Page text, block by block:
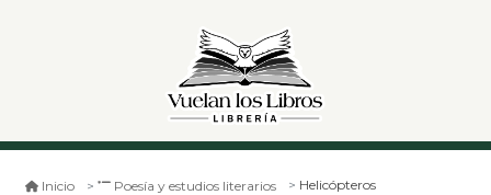
Inicio Poesía y estudios literarios Helicópteros